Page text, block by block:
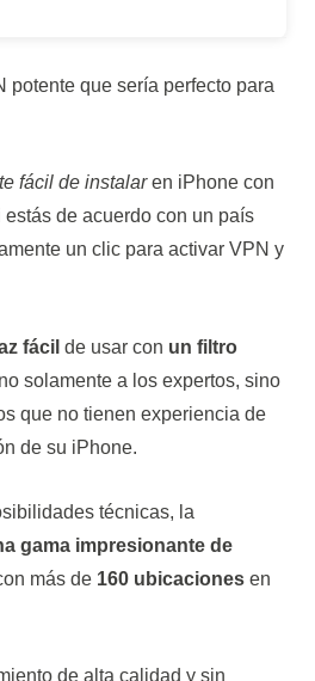
potente que sería perfecto para
fácil de instalaren iPhone con
estás de acuerdo con un país
un clic para activar VPN y
fácil de usar con un filtro
solamente a los expertos, sino
que no tienen experiencia de
de su iPhone.
técnicas, la
gama impresionante de
más de 160 ubicacionesen
de alta calidad y sin